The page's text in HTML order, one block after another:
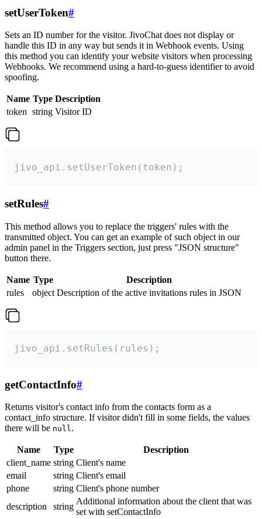
setUserToken#
Sets an ID number for the visitor. JivoChat does not display or
handle this ID in any way but sends it in Webhook events. Using
this method you can identify your website visitors when processing
Webhooks. We recommend using a hard-to-guess identifier to avoid
spoofing.
Name Type Description
token string Visitor ID
jivo_api.setUserToken(token);
setRules#
This method allows you to replace the triggers' rules with the
transmitted object. You can get an example of such object in our
admin panel in the Triggers section, just press "JSON structure"
button there.
Name Type
Description
rules
object Description of the active invitations rules in JSON
jivo_api.setRules(rules);
getContactInfo#
Returns visitor's contact info from the contacts form as a
contact_info structure. If visitor didn't fill in some fields, the values
there will be null.
Name Type
Description
client_name string Client's name
email
string Client's email
phone
string Client's phone number
description
string
Additional information about the client that was
set with setContactInfo